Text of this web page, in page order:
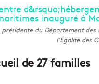
présidente du Département
l’Égalité des
de 27 familles